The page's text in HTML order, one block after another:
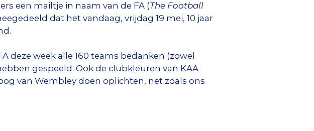
een mailtje in naam van de FA (The Football
dat het vandaag, vrijdag 19 mei, 10 jaar
deze week alle 160 teams bedanken (zowel
gespeeld. Ook de clubkleuren van KAA
van Wembley doen oplichten, net zoals ons